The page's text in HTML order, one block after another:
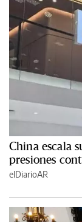
China escala
presiones
elDiarioAR